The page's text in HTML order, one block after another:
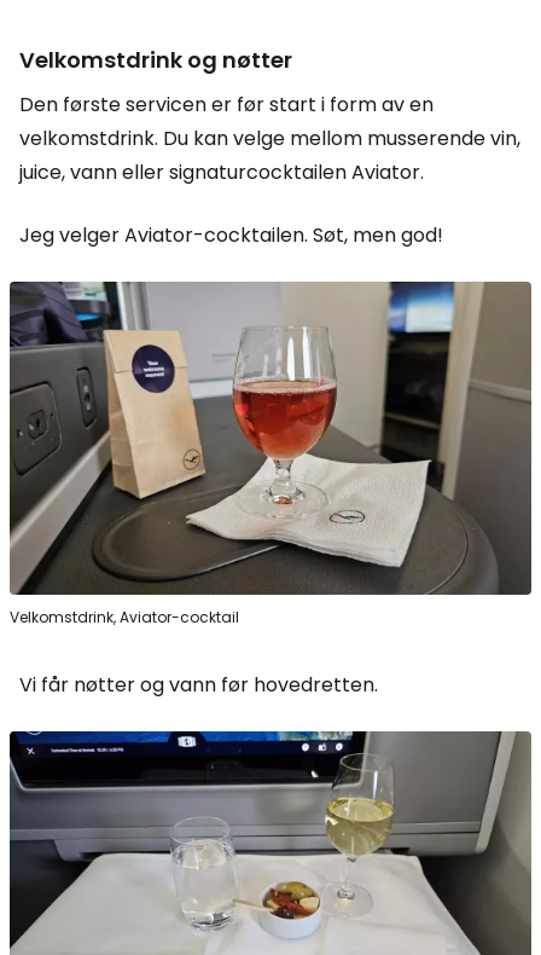
Velkomstdrink og nøtter
Den første servicen er før start i form av en
velkomstdrink. Du kan velge mellom musserende vin,
juice, vann eller signaturcocktailen Aviator.
Jeg velger Aviator-cocktailen. Søt, men god!
Velkomstdrink, Aviator-cocktail
Vi får nøtter og vann før hovedretten.